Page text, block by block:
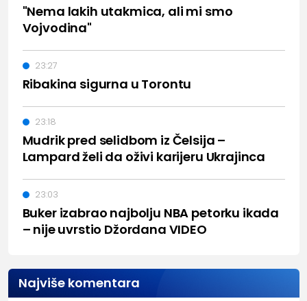
"Nema lakih utakmica, ali mi smo
Vojvodina"
Ribakina sigurna u Torontu
23:27
Mudrik pred selidbom iz Čelsija –
Lampard želi da oživi karijeru Ukrajinca
23:18
Buker izabrao najbolju NBA petorku ikada
– nije uvrstio Džordana VIDEO
23:03
Najviše komentara